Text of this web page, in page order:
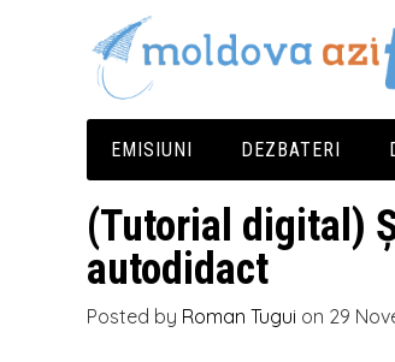
EMISIUNI
Media Azi
Europa Pentru Tine
Împărțit La Doi
DEZBATERI
Cluburi De Presă
(Tutorial digital)
autodidact
Posted by Roman Tugui on 29